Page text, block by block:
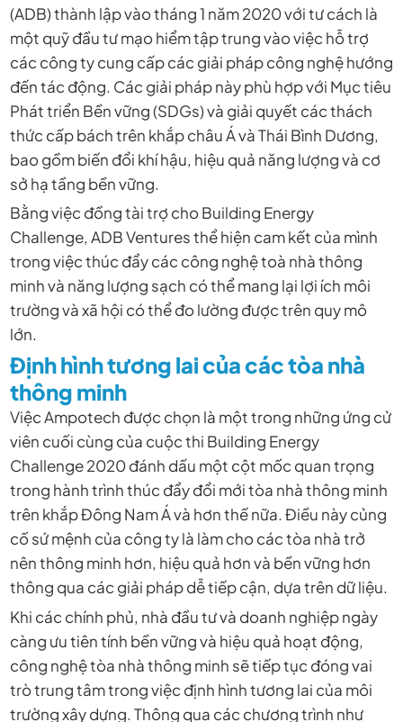
(ADB) thành lập vào tháng 1 năm 2020 với tư cách là
một quỹ đầu tư mạo hiểm tập trung vào việc hỗ trợ
các công ty cung cấp các giải pháp công nghệ hướng
đến tác động. Các giải pháp này phù hợp với Mục tiêu
Phát triển Bền vững (SDGs) và giải quyết các thách
thức cấp bách trên khắp châu Á và Thái Bình Dương,
bao gồm biến đổi khí hậu, hiệu quả năng lượng và cơ
sở hạ tầng bền vững.
Bằng việc đồng tài trợ cho Building Energy
Challenge, ADB Ventures thể hiện cam kết của mình
trong việc thúc đẩy các công nghệ toà nhà thông
minh và năng lượng sạch có thể mang lại lợi ích môi
trường và xã hội có thể đo lường được trên quy mô
lớn.
Định hình tương lai của các tòa nhà
thông minh
Việc Ampotech được chọn là một trong những ứng cử
viên cuối cùng của cuộc thi Building Energy
Challenge 2020 đánh dấu một cột mốc quan trọng
trong hành trình thúc đẩy đổi mới tòa nhà thông minh
trên khắp Đông Nam Á và hơn thế nữa. Điều này củng
cố sứ mệnh của công ty là làm cho các tòa nhà trở
nên thông minh hơn, hiệu quả hơn và bền vững hơn
thông qua các giải pháp dễ tiếp cận, dựa trên dữ liệu.
Khi các chính phủ, nhà đầu tư và doanh nghiệp ngày
càng ưu tiên tính bền vững và hiệu quả hoạt động,
công nghệ tòa nhà thông minh sẽ tiếp tục đóng vai
trò trung tâm trong việc định hình tương lai của môi
trường xây dựng. Thông qua các chương trình như